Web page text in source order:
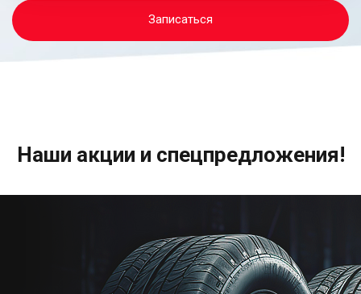
Записаться
Наши акции и спецпредложения!